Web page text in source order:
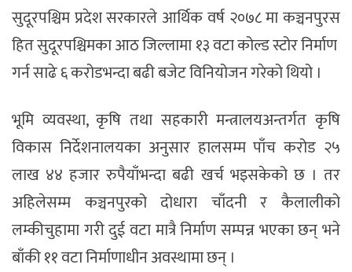
सुदूरपश्चिम प्रदेश सरकारले आर्थिक वर्ष २०७८ मा कञ्चनपुरस
हित सुदूरपश्चिमका आठ जिल्लामा १३ वटा कोल्ड स्टोर निर्माण
गर्न साढे ६ करोडभन्दा बढी बजेट विनियोजन गरेको थियो ।
भूमि व्यवस्था, कृषि तथा सहकारी मन्त्रालयअन्तर्गत कृषि
विकास निर्देशनालयका अनुसार हालसम्म पाँच करोड २५
लाख ४४ हजार रुपैयाँभन्दा बढी खर्च भइसकेको छ । तर
अहिलेसम्म कञ्चनपुरको दोधारा चाँदनी र कैलालीको
लम्कीचुहामा गरी दुई वटा मात्रै निर्माण सम्पन्न भएका छन् भने
बाँकी ११ वटा निर्माणाधीन अवस्थामा छन् ।